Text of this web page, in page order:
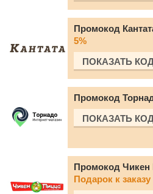
Промокод
5%
ПОКАЗАТЬ
Промокод
ПОКАЗАТЬ
Промокод Чикен
Подарок к заказу